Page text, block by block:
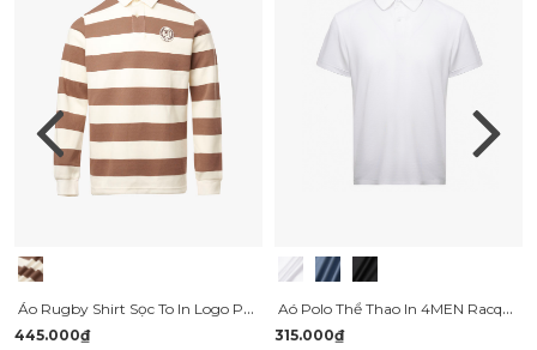
Áo Rugby Shirt Sọc To In Logo Preppy Heritage Ở Ngực Form Regular PO152
445.000₫
Aó Polo Thể Thao In 4MEN Racquet Club Form Regular Sport PO168
315.000₫